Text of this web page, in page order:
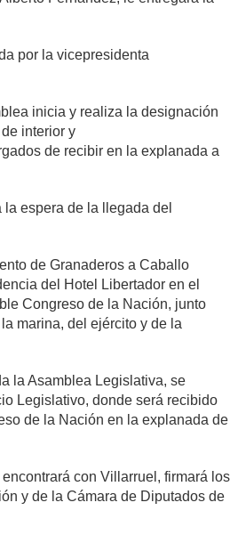
por la vicepresidenta
inicia y realiza la designación
interior y
de recibir en la explanada a
espera de la llegada del
de Granaderos a Caballo
del Hotel Libertador en el
Congreso de la Nación, junto
marina, del ejército y de la
la Asamblea Legislativa, se
Legislativo, donde será recibido
de la Nación en la explanada de
con Villarruel, firmará los
y de la Cámara de Diputados de